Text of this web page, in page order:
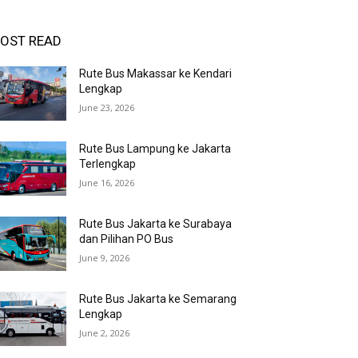
READ
Rute Bus Makassar ke Kendari
Lengkap
June 23, 2026
Rute Bus Lampung ke Jakarta
Terlengkap
June 16, 2026
Rute Bus Jakarta ke Surabaya
dan Pilihan PO Bus
June 9, 2026
Rute Bus Jakarta ke Semarang
Lengkap
June 2, 2026